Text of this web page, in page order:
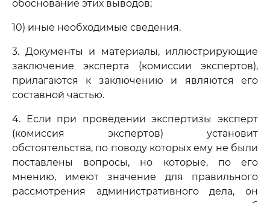
обоснование этих выводов;
10) иные необходимые сведения.
3. Документы и материалы, иллюстрирующие
заключение эксперта (комиссии экспертов),
прилагаются к заключению и являются его
составной частью.
4. Если при проведении экспертизы эксперт
(комиссия экспертов) установит
обстоятельства, по поводу которых ему не были
поставлены вопросы, но которые, по его
мнению, имеют значение для правильного
рассмотрения административного дела, он